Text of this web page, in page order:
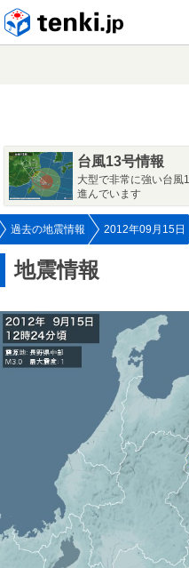
台風13号情報
大型で非常に強い台風
進んでいます
過去の地震情報 2012年09月15日
地震情報